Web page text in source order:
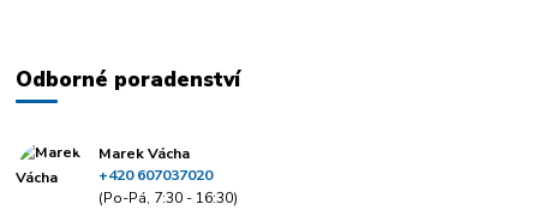
Odborné poradenství
Marek Vácha
+420 607037020
(Po-Pá, 7:30 - 16:30)